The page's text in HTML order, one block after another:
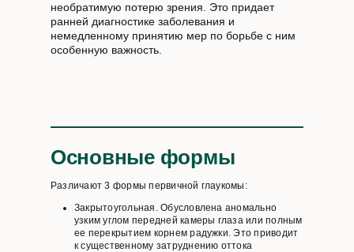
необратимую потерю зрения. Это придает
ранней диагностике заболевания и
немедленному принятию мер по борьбе с ним
особенную важность.
Основные формы
Различают 3 формы первичной глаукомы:
Закрытоугольная. Обусловлена аномально
узким углом передней камеры глаза или полным
ее перекрытием корнем радужки. Это приводит
к существенному затруднению оттока